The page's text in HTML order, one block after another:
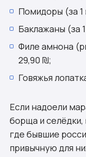
Помидоры (за 1
Баклажаны (за
Филе амнона
29,90 ₪;
Говяжья
Если надоели
борща и селёдки,
где бывшие
привычную для